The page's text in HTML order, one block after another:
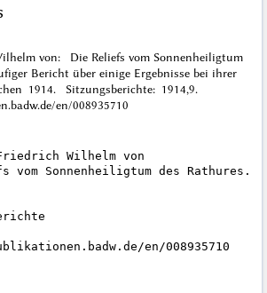
von: Die Reliefs vom Sonnenheiligtum
Bericht über einige Ergebnisse bei ihrer
1914. Sitzungsberichte: 1914,9.
en/008935710
Wilhelm von
vom Sonnenheiligtum des
en/008935710